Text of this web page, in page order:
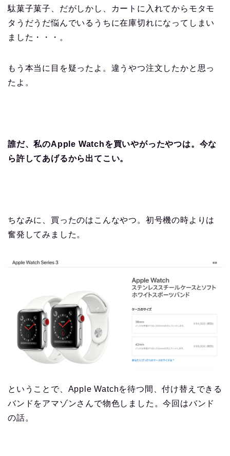
駄菓子菓子、だがしかし、カートに入れてからモタモ
タうだうだ悩んでいるうちに在庫切れになってしまい
ました・・・。
もう本当に目を疑ったよ。違うやつ注文したかと思っ
たよ。
誰だ、私のApple Watchを買いやがったやつは。今な
ら許してあげるから出てこい。
ちなみに、買ったのはこんなやつ。初号機の時よりは
奮発してみました。
ということで、Apple Watchを待つ間、付け替えできる
バンドをアマゾンさんで物色しました。今回はバンド
の話。